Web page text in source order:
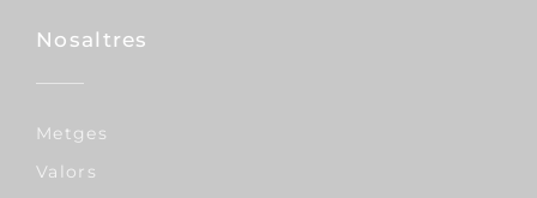
Nosaltres
Metges
Valors